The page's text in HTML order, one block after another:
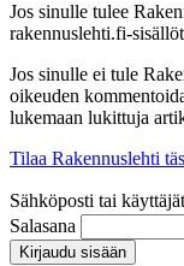
Jos sinulle tulee
rakennuslehti.fi-
Jos sinulle ei tule
oikeuden
lukemaan lukittuja
Tilaa Rakennuslehti
Sähköposti tai
Salasana
Kirjaudu sisään